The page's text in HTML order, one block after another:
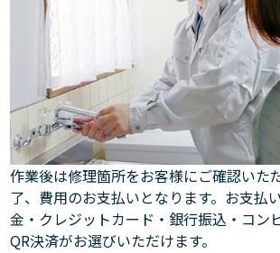
作業後は修理箇所をお客様にご確認いた
了、費用のお支払いとなります。お支払
金・クレジットカード・銀行振込・コン
QR決済がお選びいただけます。